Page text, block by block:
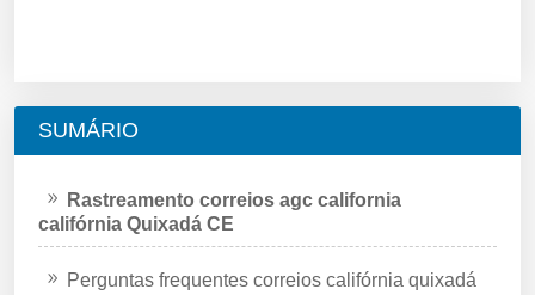
SUMÁRIO
Rastreamento correios agc california
califórnia Quixadá CE
Perguntas frequentes correios califórnia quixadá